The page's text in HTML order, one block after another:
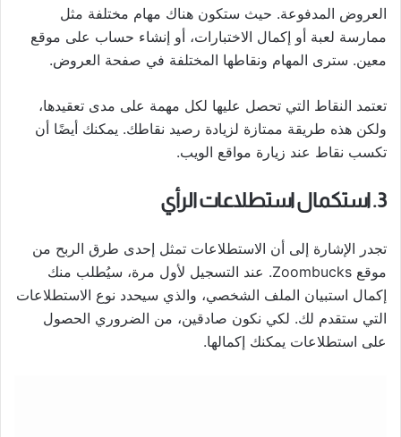
العروض المدفوعة. حيث ستكون هناك مهام مختلفة مثل
ممارسة لعبة أو إكمال الاختبارات، أو إنشاء حساب على موقع
معين. سترى المهام ونقاطها المختلفة في صفحة العروض.
تعتمد النقاط التي تحصل عليها لكل مهمة على مدى تعقيدها،
ولكن هذه طريقة ممتازة لزيادة رصيد نقاطك. يمكنك أيضًا أن
تكسب نقاط عند زيارة مواقع الويب.
3. استكمال استطلاعات الرأي
تجدر الإشارة إلى أن الاستطلاعات تمثل إحدى طرق الربح من
موقع Zoombucks. عند التسجيل لأول مرة، سيُطلب منك
إكمال استبيان الملف الشخصي، والذي سيحدد نوع الاستطلاعات
التي ستقدم لك. لكي نكون صادقين، من الضروري الحصول
على استطلاعات يمكنك إكمالها.